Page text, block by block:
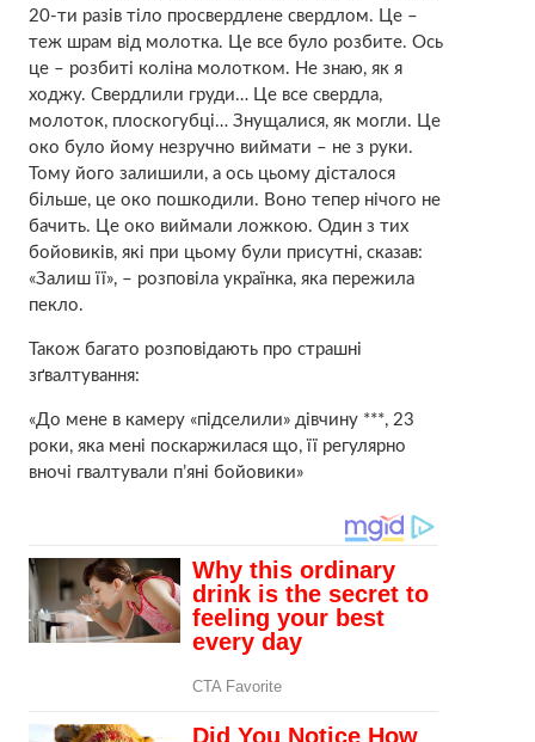
20-ти разів тіло просвердлене свердлом. Це –
теж шрам від молотка. Це все було розбите. Ось
це – розбиті коліна молотком. Не знаю, як я
ходжу. Свердлили груди… Це все свердла,
молоток, плоскогубці… Знущалися, як могли. Це
око було йому незручно виймати – не з руки.
Тому його залишили, а ось цьому дісталося
більше, це око пошкодили. Воно тепер нічого не
бачить. Це око виймали ложкою. Один з тих
бойовиків, які при цьому були присутні, сказав:
«Залиш її», – розповіла українка, яка пережила
пекло.
Також багато розповідають про страшні
зґвалтування:
«До мене в камеру «підселили» дівчину ***, 23
роки, яка мені поскаржилася що, її регулярно
вночі гвалтували п’яні бойовики»